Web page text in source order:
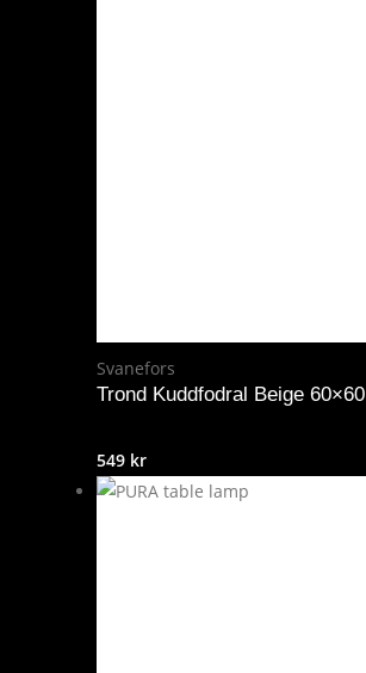
Svanefors
Trond Kuddfodral Beige 60×60
549 kr